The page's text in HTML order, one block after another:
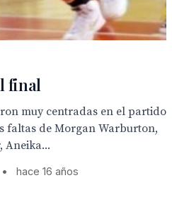
final
muy centradas en el partido
faltas de Morgan Warburton,
Aneika...
• hace 16 años